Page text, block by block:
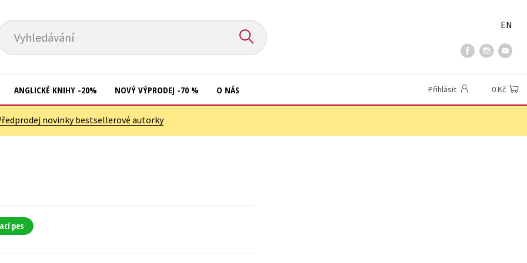
Vyhledávání
EN
ANGLICKÉ KNIHY -20% NOVÝ VÝPRODEJ -70 % O NÁS Přihlásit 0 Kč
novinky bestsellerové autorky
pes